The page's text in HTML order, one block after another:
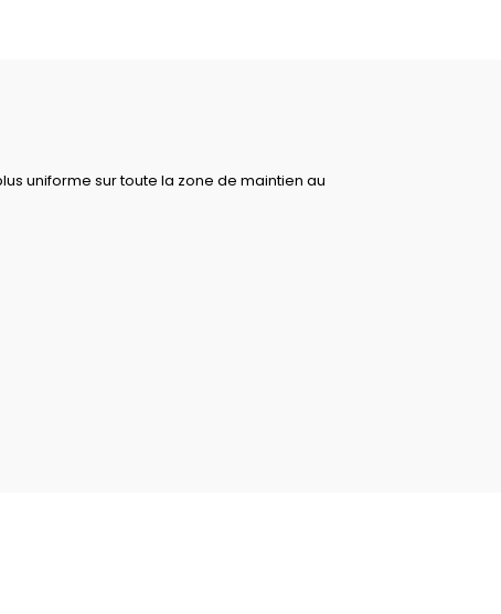
uniforme sur toute la zone de maintien au